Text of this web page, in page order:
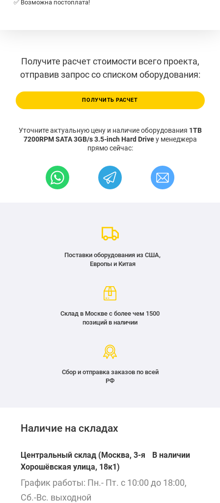
✅ Возможна постоплата!
Получите расчет стоимости всего проекта,
отправив запрос со списком оборудования:
ПОЛУЧИТЬ РАСЧЕТ
Уточните актуальную цену и наличие оборудования 1TB
7200RPM SATA 3GB/s 3.5-inch Hard Driveу менеджера
прямо сейчас:
Поставки оборудования из США,
Европы и Китая
Склад в Москве с более чем 1500
позиций в наличии
Сбор и отправка заказов по всей
РФ
Наличие на складах
Центральный склад (Москва, 3-я
Хорошёвская улица, 18к1)
В наличии
График работы: Пн.- Пт. с 10:00 до 18:00,
Сб.-Вс. выходной